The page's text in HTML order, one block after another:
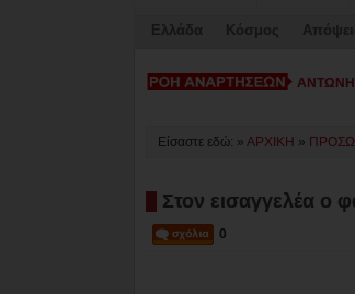
Ελλάδα Κόσμος
ΚΙΑΤΟ:
Είσαστε εδώ: » ΑΡΧΙΚΗ »
Στον εισαγγελέα ο
0